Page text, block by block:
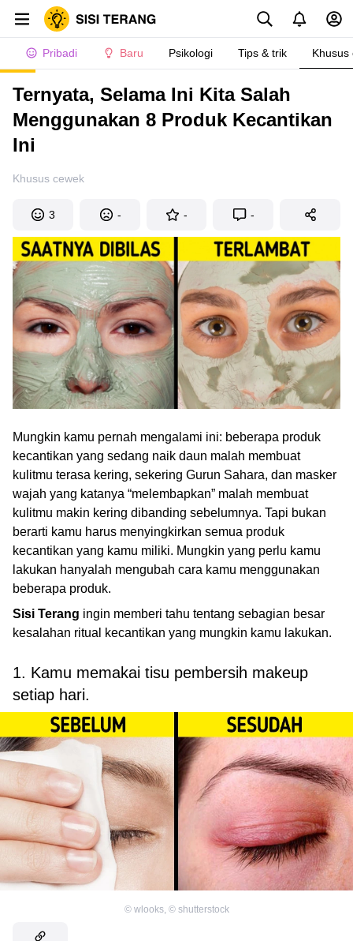
Pribadi Baru Psikologi Tips & trik Khusus
Ternyata, Selama Ini Kita Salah
Menggunakan 8 Produk Kecantikan
Ini
Khusus cewek
3 - - -
Mungkin kamu pernah mengalami ini: beberapa produk
kecantikan yang sedang naik daun malah membuat
kulitmu terasa kering, sekering Gurun Sahara, dan masker
wajah yang katanya “melembapkan” malah membuat
kulitmu makin kering dibanding sebelumnya. Tapi bukan
berarti kamu harus menyingkirkan semua produk
kecantikan yang kamu miliki. Mungkin yang perlu kamu
lakukan hanyalah mengubah cara kamu menggunakan
beberapa produk.
Sisi Terang ingin memberi tahu tentang sebagian besar
kesalahan ritual kecantikan yang mungkin kamu lakukan.
1. Kamu memakai tisu pembersih makeup
setiap hari.
© wlooks, © shutterstock